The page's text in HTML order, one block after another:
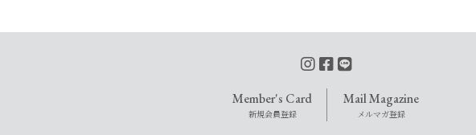
Member's Card
新規会員登録
Mail Magazine
メルマガ登録